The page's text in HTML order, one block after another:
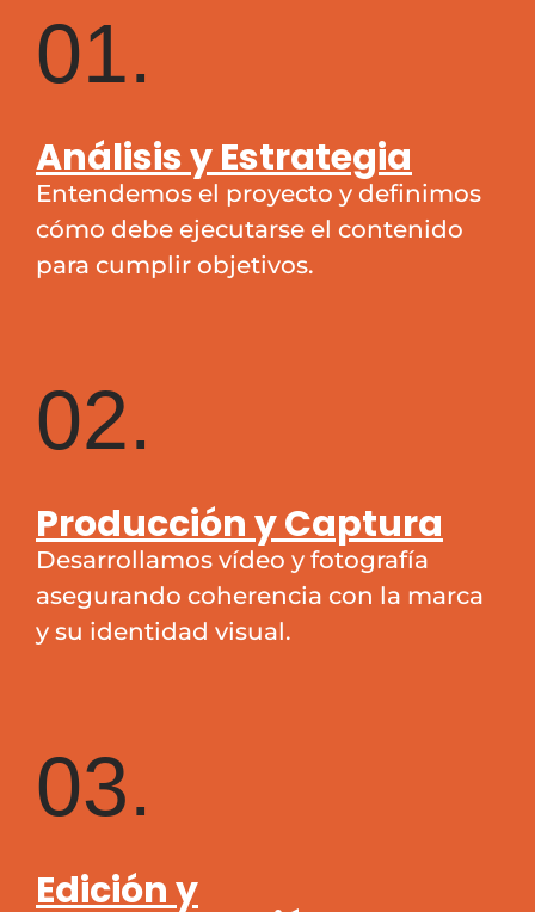
01.
Análisis y Estrategia
Entendemos el proyecto y definimos
cómo debe ejecutarse el contenido
para cumplir objetivos.
02.
Producción y Captura
Desarrollamos vídeo y fotografía
asegurando coherencia con la marca
y su identidad visual.
03.
Edición y